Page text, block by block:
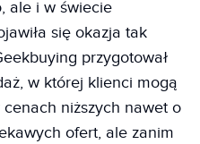
ale i w świecie
się okazja tak
przygotował
w której klienci mogą
niższych nawet o
ofert, ale zanim